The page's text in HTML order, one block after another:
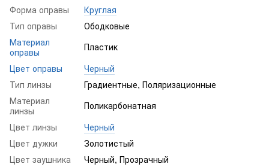
Форма оправы
Круглая
Тип оправы
Ободковые
Материал
оправы
Пластик
Цвет оправы
Черный
Тип линзы
Градиентные, Поляризационные
Материал
линзы
Поликарбонатная
Цвет линзы
Черный
Цвет дужки
Золотистый
Цвет заушника
Черный, Прозрачный